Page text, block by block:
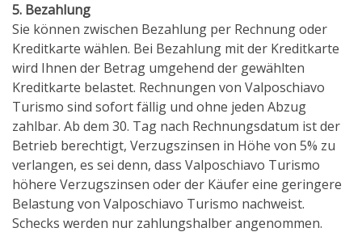
5. Bezahlung
Sie können zwischen Bezahlung per Rechnung oder
Kreditkarte wählen. Bei Bezahlung mit der Kreditkarte
wird Ihnen der Betrag umgehend der gewählten
Kreditkarte belastet. Rechnungen von Valposchiavo
Turismo sind sofort fällig und ohne jeden Abzug
zahlbar. Ab dem 30. Tag nach Rechnungsdatum ist der
Betrieb berechtigt, Verzugszinsen in Höhe von 5% zu
verlangen, es sei denn, dass Valposchiavo Turismo
höhere Verzugszinsen oder der Käufer eine geringere
Belastung von Valposchiavo Turismo nachweist.
Schecks werden nur zahlungshalber angenommen.